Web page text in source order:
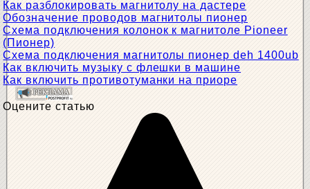
Как разблокировать магнитолу на дастере
Обозначение проводов магнитолы пионер
Схема подключения колонок к магнитоле Pioneer
(Пионер)
Схема подключения магнитолы пионер deh 1400ub
Как включить музыку с флешки в машине
Как включить противотуманки на приоре
Оцените статью